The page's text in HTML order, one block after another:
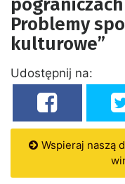
Problemy
kulturowe”
Udostępnij na:
Wspieraj naszą